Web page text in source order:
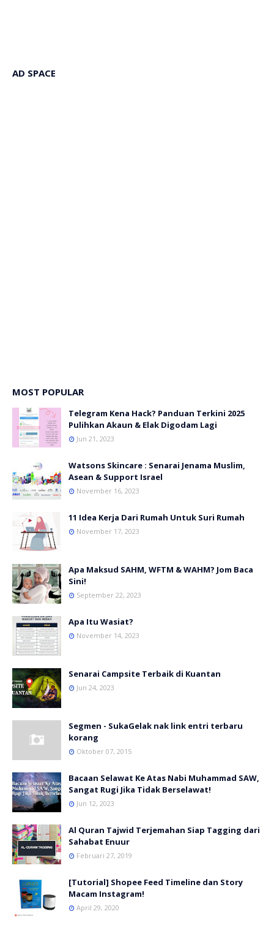
AD SPACE
MOST POPULAR
Telegram Kena Hack? Panduan Terkini 2025
Pulihkan Akaun & Elak Digodam Lagi
Jun 21, 2023
Watsons Skincare : Senarai Jenama Muslim,
Asean & Support Israel
November 16, 2023
11 Idea Kerja Dari Rumah Untuk Suri Rumah
November 17, 2023
Apa Maksud SAHM, WFTM & WAHM? Jom Baca
Sini!
September 22, 2023
Apa Itu Wasiat?
November 14, 2023
Senarai Campsite Terbaik di Kuantan
Jun 24, 2023
Segmen - SukaGelak nak link entri terbaru
korang
Oktober 07, 2015
Bacaan Selawat Ke Atas Nabi Muhammad SAW,
Sangat Rugi Jika Tidak Berselawat!
Jun 12, 2023
Al Quran Tajwid Terjemahan Siap Tagging dari
Sahabat Enuur
Februari 27, 2019
[Tutorial] Shopee Feed Timeline dan Story
Macam Instagram!
April 29, 2020